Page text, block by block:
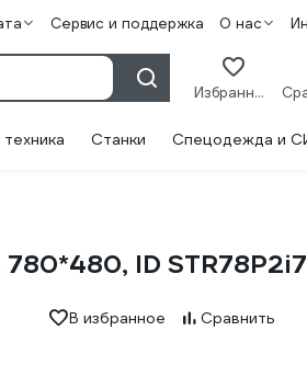
Сервис и поддержка О нас
Избранное
Станки Спецодежда и
ID
В избранное Сравнить